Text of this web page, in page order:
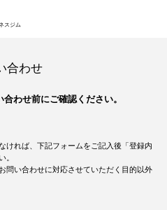
スジム
合わせ
合わせ前にご確認ください。
ければ、下記フォームをご記入後「登録内
。
問い合わせに対応させていただく目的以外